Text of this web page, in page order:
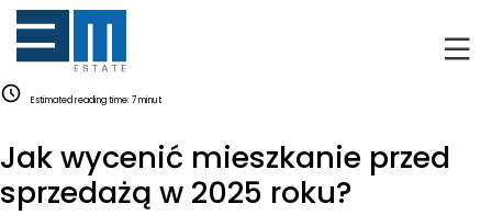
O NAS
GRUNTY
Estimated reading time:7minut
Jak wycenić mieszkanie przed
sprzedażą w 2025 roku?